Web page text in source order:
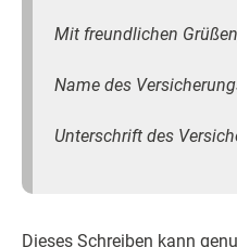
Mit freundlichen
Name des
Unterschrift des
Dieses Schreiben kann